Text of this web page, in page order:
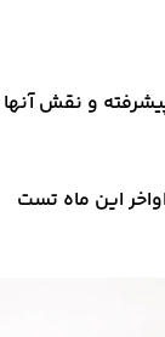
و نقش آنها
این ماه تست